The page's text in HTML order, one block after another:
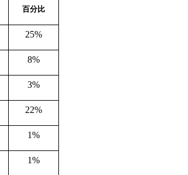
百分比
25%
8%
3%
22%
1%
1%